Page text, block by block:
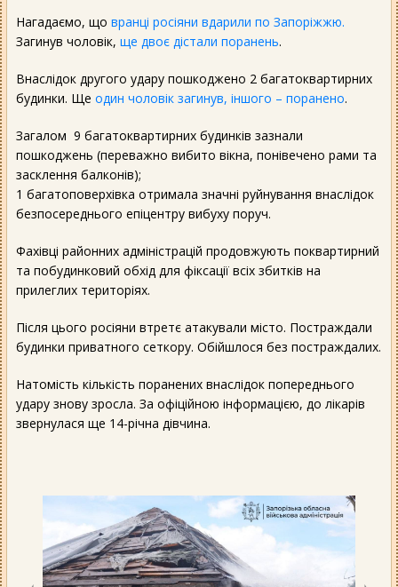
Нагадаємо, що вранці росіяни вдарили по Запоріжжю.
Загинув чоловік, ще двоє дістали поранень.
Внаслідок другого удару пошкоджено 2 багатоквартирних
будинки. Ще один чоловік загинув, іншого – поранено.
Загалом 9 багатоквартирних будинків зазнали
пошкоджень (переважно вибито вікна, понівечено рами та
засклення балконів);
1 багатоповерхівка отримала значні руйнування внаслідок
безпосереднього епіцентру вибуху поруч.
Фахівці районних адміністрацій продовжують поквартирний
та побудинковий обхід для фіксації всіх збитків на
прилеглих територіях.
Після цього росіяни втретє атакували місто. Постраждали
будинки приватного сеткору. Обійшлося без постраждалих.
Натомість кількість поранених внаслідок попереднього
удару знову зросла. За офіційною інформацією, до лікарів
звернулася ще 14-річна дівчина.